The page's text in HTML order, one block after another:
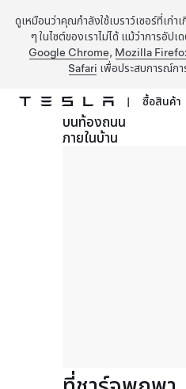
ดูเหมือนว่าคุณกำลังใช้เบราว์เซอร์ที่เก่า
ๆ ในไซต์ของเราไม่ได้ แม้ว่าการอัป
Google Chrome, Mozilla
Safari เพื่อประสบการณ์กา
ข้ามไปที่เนื้อหาหลัก
| ซื้อสินค้า
บนท้องถนน
ภายในบ้าน